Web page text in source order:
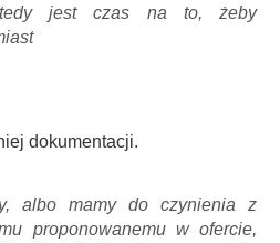
jest czas na to, żeby
dokumentacji.
albo mamy do czynienia z
proponowanemu w ofercie,